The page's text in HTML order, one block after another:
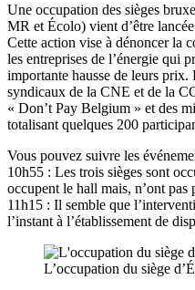
Une occupation des sièges
MR et Écolo) vient d’être
Cette action vise à dénoncer la
les entreprises de l’énergie qui
importante hausse de leurs prix.
syndicaux de la CNE et de la
« Don’t Pay Belgium » et des
totalisant quelques 200
Vous pouvez suivre les
10h55 : Les trois sièges sont
occupent le hall mais, n’ont pas
11h15 : Il semble que
l’instant à l’établissement de
L’occupation du siège